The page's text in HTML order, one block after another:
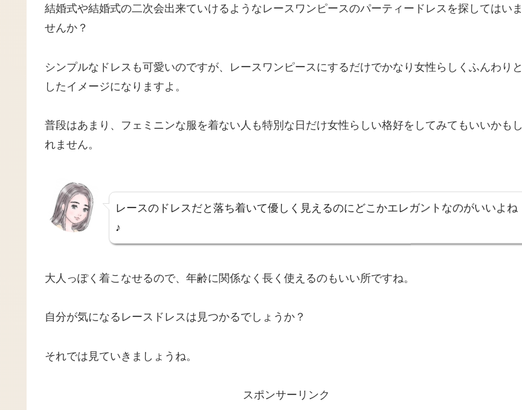
結婚式や結婚式の二次会出来ていけるようなレースワンピースのパーティードレスを探してはいま
せんか？
シンプルなドレスも可愛いのですが、レースワンピースにするだけでかなり女性らしくふんわりと
したイメージになりますよ。
普段はあまり、フェミニンな服を着ない人も特別な日だけ女性らしい格好をしてみてもいいかもし
れません。
レースのドレスだと落ち着いて優しく見えるのにどこかエレガントなのがいいよね
♪
大人っぽく着こなせるので、年齢に関係なく長く使えるのもいい所ですね。
自分が気になるレースドレスは見つかるでしょうか？
それでは見ていきましょうね。
スポンサーリンク